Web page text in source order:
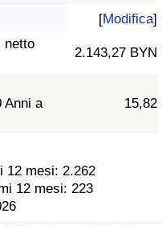
[Modifica]
netto
2.143,27 BYN
Anni a
15,82
12 mesi: 2.262
12 mesi: 223